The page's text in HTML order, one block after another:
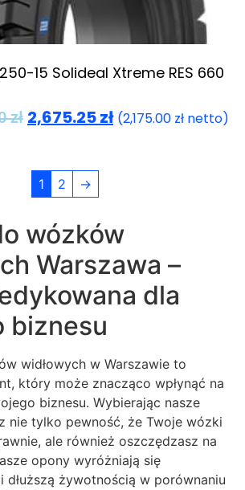
15 Solideal Xtreme RES 660
zł 2,675.25zł (2,175.00 zł netto)
1 2 →
wózków
Warszawa –
dla
biznesu
widłowych w Warszawie to
który może znacząco wpłynąć na
biznesu. Wybierając nasze
nie tylko pewność, że Twoje wózki
ale również oszczędzasz na
opony wyróżniają się
dłuższą żywotnością w porównaniu